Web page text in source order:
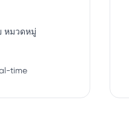
หมวดหมู่
time